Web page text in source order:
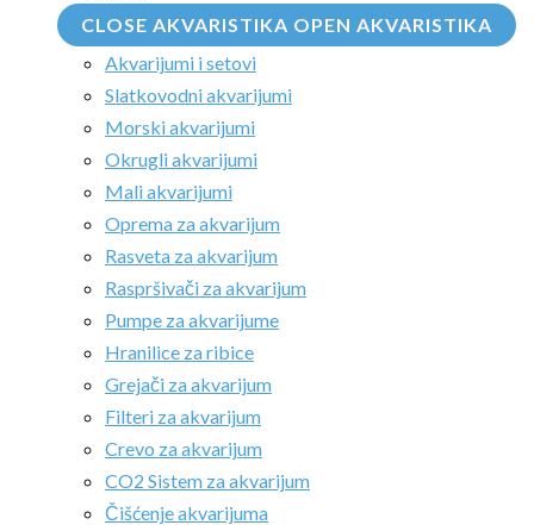
CLOSE AKVARISTIKA OPEN AKVARISTIKA
Akvarijumi i setovi
Slatkovodni akvarijumi
Morski akvarijumi
Okrugli akvarijumi
Mali akvarijumi
Oprema za akvarijum
Rasveta za akvarijum
Raspršivači za akvarijum
Pumpe za akvarijume
Hranilice za ribice
Grejači za akvarijum
Filteri za akvarijum
Crevo za akvarijum
CO2 Sistem za akvarijum
Čišćenje akvarijuma